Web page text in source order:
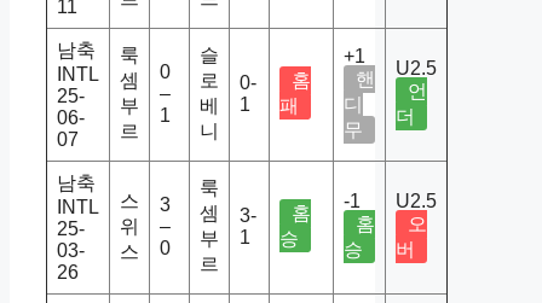
11
남축
INTL
25-
06-
07
룩
셈
부
르
0
–
1
슬
로
베
니
0-
1
홈
패
+1
핸
디
무
U2.5
언
더
남축
INTL
25-
03-
26
스
위
스
3
–
0
룩
셈
부
르
3-
1
홈
승
-1
홈
승
U2.5
오
버